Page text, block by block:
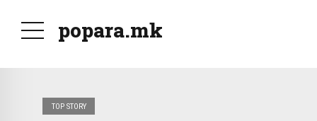
popara.mk
TOP STORY